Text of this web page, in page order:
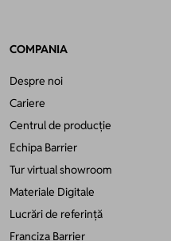
COMPANIA
Despre noi
Cariere
Centrul de producție
Echipa Barrier
Tur virtual showroom
Materiale Digitale
Lucrări de referință
Franciza Barrier